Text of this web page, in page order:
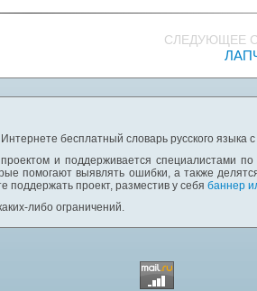
СЛЕДУЮЩЕЕ
бесплатный словарь русского языка
и поддерживается специалистами
помогают выявлять ошибки, а также
поддержать проект, разместив у себя баннер
либо ограничений.